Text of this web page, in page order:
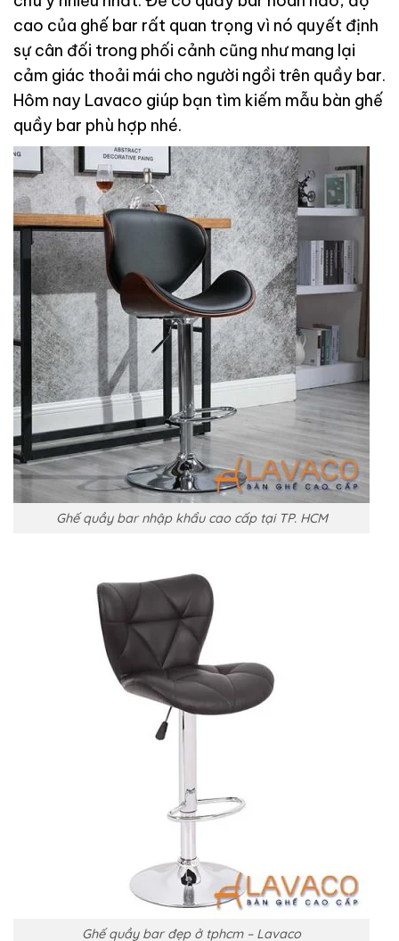
cao của ghế bar rất quan trọng vì nó quyết định
sự cân đối trong phối cảnh cũng như mang lại
cảm giác thoải mái cho người ngồi trên quầy bar.
Hôm nay Lavaco giúp bạn tìm kiếm mẫu bàn ghế
quầy bar phù hợp nhé.
Ghế quầy bar nhập khẩu cao cấp tại TP. HCM
Ghế quầy bar đẹp ở tphcm – Lavaco